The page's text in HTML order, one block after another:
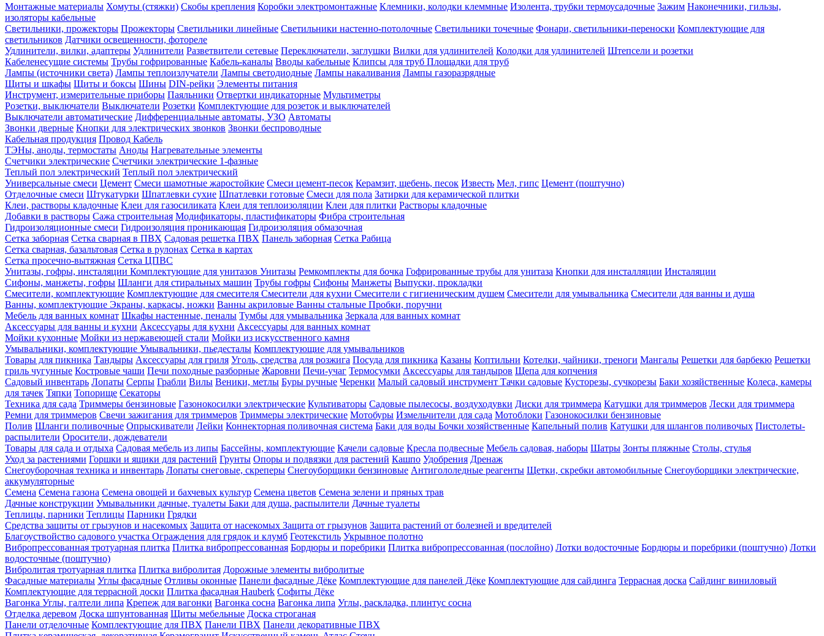
Монтажные материалы Хомуты (стяжки) Скобы крепления Коробки электромонтажные Клемники, колодки клеммные Изолента, трубки термоусадочные Зажим Наконечники, гильзы,
изоляторы кабельные
Светильники, прожекторы Прожекторы Светильники линейные Светильники настенно-потолочные Светильники точечные Фонари, светильники-переноски Комплектующие для
светильников Датчики освещенности, фотореле
Удлинители, вилки, адаптеры Удлинители Разветвители сетевые Переключатели, заглушки Вилки для удлинителей Колодки для удлинителей Штепсели и розетки
Кабеленесущие системы Трубы гофрированные Кабель-каналы Вводы кабельные Клипсы для труб Площадки для труб
Лампы (источники света) Лампы теплоизлучатели Лампы светодиодные Лампы накаливания Лампы газоразрядные
Щиты и шкафы Щиты и боксы Шины DIN-рейки Элементы питания
Инструмент, измерительные приборы Паяльники Отвертки индикаторные Мультиметры
Розетки, выключатели Выключатели Розетки Комплектующие для розеток и выключателей
Выключатели автоматические Дифференциальные автоматы, УЗО Автоматы
Звонки дверные Кнопки для электрических звонков Звонки беспроводные
Кабельная продукция Провод Кабель
ТЭНы, аноды, термостаты Аноды Нагревательные элементы
Счетчики электрические Счетчики электрические 1-фазные
Теплый пол электрический Теплый пол электрический
Универсальные смеси Цемент Смеси шамотные жаростойкие Смеси цемент-песок Керамзит, щебень, песок Известь Мел, гипс Цемент (поштучно)
Отделочные смеси Штукатурки Шпатлевки сухие Шпатлевки готовые Смеси для пола Затирки для керамической плитки
Клеи, растворы кладочные Клеи для газосиликата Клеи для теплоизоляции Клеи для плитки Растворы кладочные
Добавки в растворы Сажа строительная Модификаторы, пластификаторы Фибра строительная
Гидроизоляционные смеси Гидроизоляция проникающая Гидроизоляция обмазочная
Сетка заборная Сетка сварная в ПВХ Садовая решетка ПВХ Панель заборная Сетка Рабица
Сетка сварная, базальтовая Сетка в рулонах Сетка в картах
Сетка просечно-вытяжная Сетка ЦПВС
Унитазы, гофры, инсталяции Комплектующие для унитазов Унитазы Ремкомплекты для бочка Гофрированные трубы для унитаза Кнопки для инсталляции Инсталяции
Сифоны, манжеты, гофры Шланги для стиральных машин Трубы гофры Сифоны Манжеты Выпуски, прокладки
Смесители, комплектующие Комплектующие для смесителя Смесители для кухни Смесители с гигиеническим душем Смесители для умывальника Смесители для ванны и душа
Ванны, комплектующие Экраны, каркасы, ножки Ванны акриловые Ванны стальные Пробки, поручни
Мебель для ванных комнат Шкафы настенные, пеналы Тумбы для умывальника Зеркала для ванных комнат
Аксессуары для ванны и кухни Аксессуары для кухни Аксессуары для ванных комнат
Мойки кухонные Мойки из нержавеющей стали Мойки из искусственного камня
Умывальники, комплектующие Умывальники, пьедесталы Комплектующие для умывальников
Товары для пикника Тандыры Аксессуары для гриля Уголь, средства для розжига Посуда для пикника Казаны Коптильни Котелки, чайники, треноги Мангалы Решетки для барбекю Решетки
гриль чугунные Костровые чаши Печи походные разборные Жаровни Печи-учаг Термосумки Аксессуары для тандыров Щепа для копчения
Садовый инвентарь Лопаты Серпы Грабли Вилы Веники, метлы Буры ручные Черенки Малый садовый инструмент Тачки садовые Кусторезы, сучкорезы Баки хозяйственные Колеса, камеры
для тачек Тяпки Топорище Секаторы
Техника для сада Триммеры бензиновые Газонокосилки электрические Культиваторы Садовые пылесосы, воздуходувки Диски для триммера Катушки для триммеров Лески для триммера
Ремни для триммеров Свечи зажигания для триммеров Триммеры электрические Мотобуры Измельчители для сада Мотоблоки Газонокосилки бензиновые
Полив Шланги поливочные Опрыскиватели Лейки Коннекторная поливочная система Баки для воды Бочки хозяйственные Капельный полив Катушки для шлангов поливочых Пистолеты-
распылители Оросители, дождеватели
Товары для сада и отдыха Садовая мебель из липы Бассейны, комплектующие Качели садовые Кресла подвесные Мебель садовая, наборы Шатры Зонты пляжные Столы, стулья
Уход за растениями Горшки и ящики для растений Грунты Опоры и подвязки для растений Кашпо Удобрения Дренаж
Снегоуборочная техника и инвентарь Лопаты снеговые, скреперы Снегоуборщики бензиновые Антигололедные реагенты Щетки, скребки автомобильные Снегоуборщики электрические,
аккумуляторные
Семена Семена газона Семена овощей и бахчевых культур Семена цветов Семена зелени и пряных трав
Дачные конструкции Умывальники дачные, туалеты Баки для душа, распылители Дачные туалеты
Теплицы, парники Теплицы Парники Грядки
Средства защиты от грызунов и насекомых Защита от насекомых Защита от грызунов Защита растений от болезней и вредителей
Благоуствойство садового участка Ограждения для грядок и клумб Геотекстиль Укрывное полотно
Вибропрессованная тротуарная плитка Плитка вибропрессованная Бордюры и поребрики Плитка вибропрессованная (послойно) Лотки водосточные Бордюры и поребрики (поштучно) Лотки
водосточные (поштучно)
Вибролитая тротуарная плитка Плитка вибролитая Дорожные элементы вибролитые
Фасадные материалы Углы фасадные Отливы оконные Панели фасадные Дёке Комплектующие для панелей Дёке Комплектующие для сайдинга Террасная доска Сайдинг виниловый
Комплектующие для террасной доски Плитка фасадная Hauberk Софиты Дёке
Вагонка Углы, галтели липа Крепеж для вагонки Вагонка сосна Вагонка липа Углы, раскладка, плинтус сосна
Отделка деревом Доска шпунтованная Щиты мебельные Доска строганая
Панели отделочные Комплектующие для ПВХ Панели ПВХ Панели декоративные ПВХ